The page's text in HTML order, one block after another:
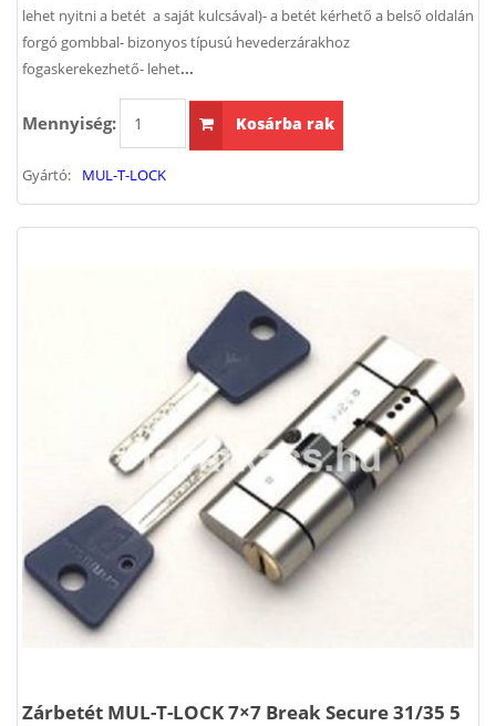
lehet nyitni a betét a saját kulcsával)- a betét kérhető a belső oldalán
forgó gombbal- bizonyos típusú hevederzárakhoz
fogaskerekezhető- lehet...
Mennyiség: Kosárba rak
Gyártó: MUL-T-LOCK
Zárbetét MUL-T-LOCK 7×7 Break Secure 31/35 5